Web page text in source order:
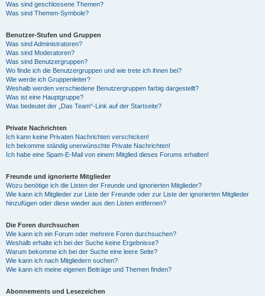
Was sind geschlossene Themen?
Was sind Themen-Symbole?
Benutzer-Stufen und Gruppen
Was sind Administratoren?
Was sind Moderatoren?
Was sind Benutzergruppen?
Wo finde ich die Benutzergruppen und wie trete ich ihnen bei?
Wie werde ich Gruppenleiter?
Weshalb werden verschiedene Benutzergruppen farbig dargestellt?
Was ist eine Hauptgruppe?
Was bedeutet der „Das Team“-Link auf der Startseite?
Private Nachrichten
Ich kann keine Privaten Nachrichten verschicken!
Ich bekomme ständig unerwünschte Private Nachrichten!
Ich habe eine Spam-E-Mail von einem Mitglied dieses Forums erhalten!
Freunde und ignorierte Mitglieder
Wozu benötige ich die Listen der Freunde und ignorierten Mitglieder?
Wie kann ich Mitglieder zur Liste der Freunde oder zur Liste der ignorierten Mitglieder
hinzufügen oder diese wieder aus den Listen entfernen?
Die Foren durchsuchen
Wie kann ich ein Forum oder mehrere Foren durchsuchen?
Weshalb erhalte ich bei der Suche keine Ergebnisse?
Warum bekomme ich bei der Suche eine leere Seite?
Wie kann ich nach Mitgliedern suchen?
Wie kann ich meine eigenen Beiträge und Themen finden?
Abonnements und Lesezeichen